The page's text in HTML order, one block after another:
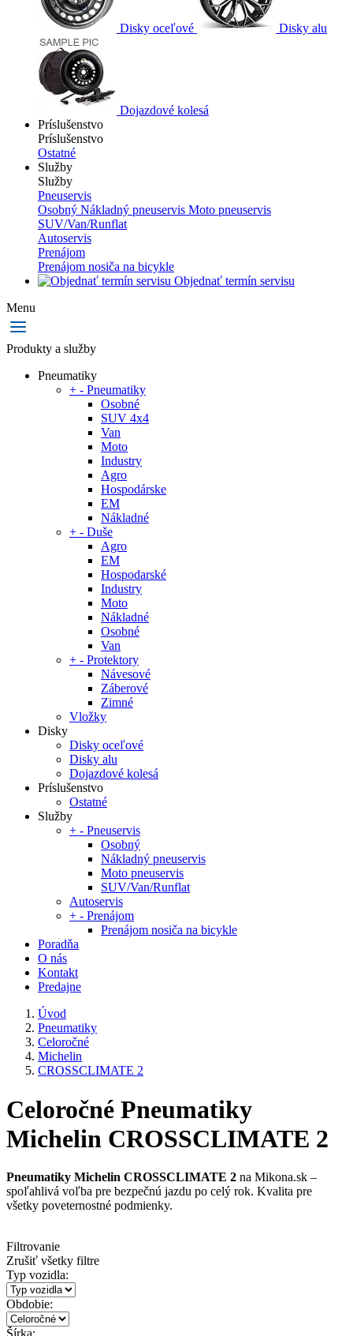
Disky oceľové Disky alu
Dojazdové kolesá
Príslušenstvo
Príslušenstvo
Ostatné
Služby
Služby
Pneuservis
Osobný Nákladný pneuservis Moto pneuservis
SUV/Van/Runflat
Autoservis
Prenájom
Prenájom nosiča na bicykle
Objednať termín servisu
Menu
Produkty a služby
Pneumatiky
+ - Pneumatiky
Osobné
SUV 4x4
Van
Moto
Industry
Agro
Hospodárske
EM
Nákladné
+ - Duše
Agro
EM
Hospodarské
Industry
Moto
Nákladné
Osobné
Van
+ - Protektory
Návesové
Záberové
Zimné
Vložky
Disky
Disky oceľové
Disky alu
Dojazdové kolesá
Príslušenstvo
Ostatné
Služby
+ - Pneuservis
Osobný
Nákladný pneuservis
Moto pneuservis
SUV/Van/Runflat
Autoservis
+ - Prenájom
Prenájom nosiča na bicykle
Poradňa
O nás
Kontakt
Predajne
Úvod
Pneumatiky
Celoročné
Michelin
CROSSCLIMATE 2
Celoročné Pneumatiky
Michelin CROSSCLIMATE 2
Pneumatiky Michelin CROSSCLIMATE 2 na Mikona.sk –
spoľahlivá voľba pre bezpečnú jazdu po celý rok. Kvalita pre
všetky poveternostné podmienky.
Filtrovanie
Zrušiť všetky filtre
Typ vozidla:
Obdobie: